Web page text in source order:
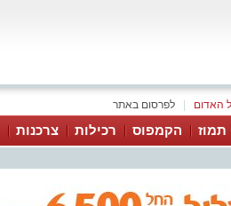
לפרסום באתר האדום
תמוז הקמפוס רכילות צרכנות